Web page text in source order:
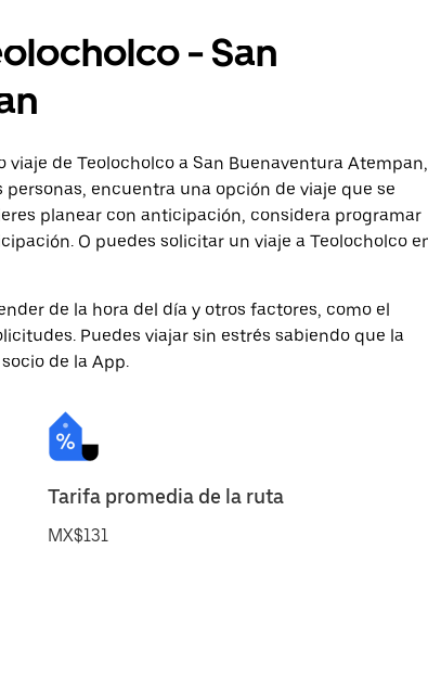
- San
de Teolocholco a San Buenaventura Atempan,
encuentra una opción de viaje que se
planear con anticipación, considera programar
O puedes solicitar un viaje a Teolocholco
de la hora del día y otros factores, como el
Puedes viajar sin estrés sabiendo que la
de la App.
Tarifa promedia de la ruta
MX$131